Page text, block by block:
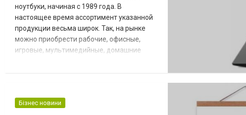
ноутбуки, начиная с 1989 года. В
настоящее время ассортимент указанной
продукции весьма широк. Так, на рынке
можно приобрести рабочие, офисные,
игровые, мультимедийные, домашние
любом случае купить ноутбук Асус —
Бізнес новини